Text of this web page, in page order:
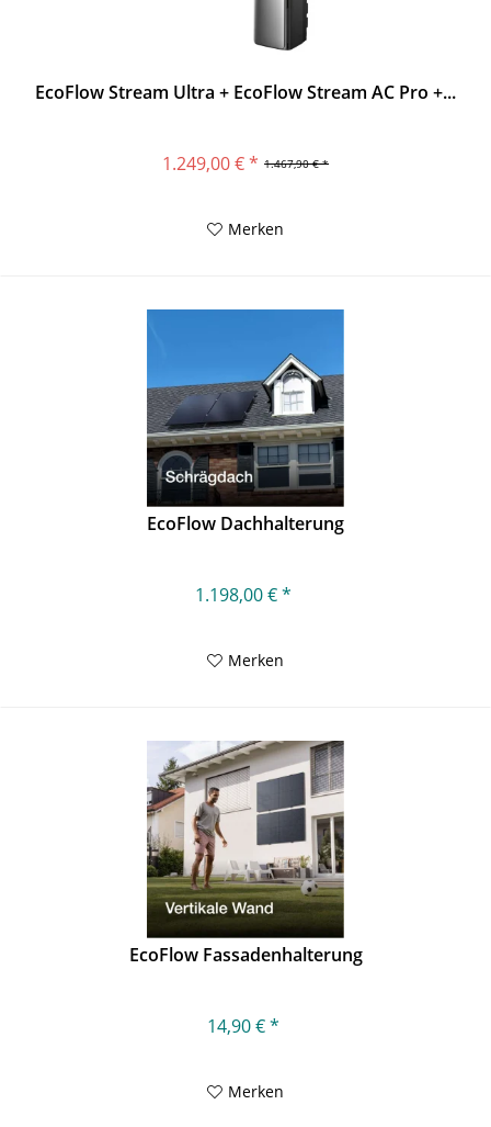
EcoFlow Stream Ultra + EcoFlow Stream AC Pro +...
1.467,90 € *
1.249,00 € *
Merken
EcoFlow Dachhalterung
1.198,00 € *
Merken
EcoFlow Fassadenhalterung
14,90 € *
Merken